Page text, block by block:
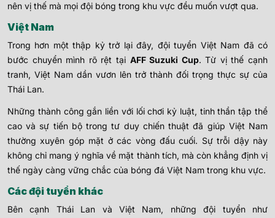
nên vị thế mà mọi đội bóng trong khu vực đều muốn vượt qua.
Việt Nam
Trong hơn một thập kỷ trở lại đây, đội tuyển Việt Nam đã có
bước chuyển mình rõ rệt tại AFF Suzuki Cup. Từ vị thế cạnh
tranh, Việt Nam dần vươn lên trở thành đối trọng thực sự của
Thái Lan.
Những thành công gắn liền với lối chơi kỷ luật, tinh thần tập thể
cao và sự tiến bộ trong tư duy chiến thuật đã giúp Việt Nam
thường xuyên góp mặt ở các vòng đấu cuối. Sự trỗi dậy này
không chỉ mang ý nghĩa về mặt thành tích, mà còn khẳng định vị
thế ngày càng vững chắc của bóng đá Việt Nam trong khu vực.
Các đội tuyển khác
Bên cạnh Thái Lan và Việt Nam, những đội tuyển như